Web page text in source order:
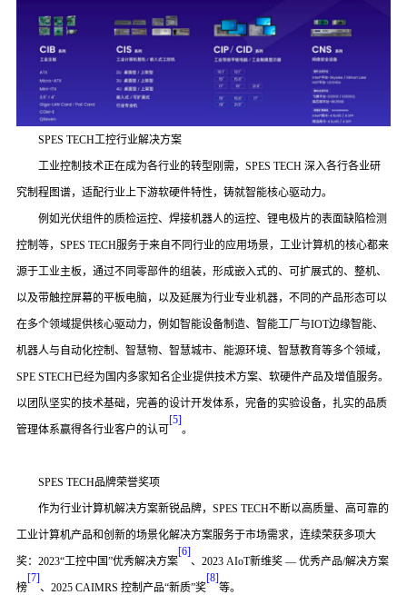
SPES TECH工控行业解决方案
工业控制技术正在成为各行业的转型刚需， SPES TECH 深入各行各业研
究制程图谱，适配行业上下游软硬件特性，铸就智能核心驱动力。
例如光伏组件的质检运控、焊接机器人的运控、锂电极片的表面缺陷检测
控制等， SPES TECH服务于来自不同行业的应用场景，工业计算机的核心都来
源于工业主板，通过不同零部件的组装，形成嵌入式的、可扩展式的、整机、
以及带触控屏幕的平板电脑，以及延展为行业专业机器，不同的产品形态可以
在多个领域提供核心驱动力，例如智能设备制造、智能工厂与IOT边缘智能、
机器人与自动化控制、智慧物、智慧城市、能源环境、智慧教育等多个领域，
SPE STECH已经为国内多家知名企业提供技术方案、软硬件产品及增值服务。
以团队坚实的技术基础，完善的设计开发体系，完备的实验设备，扎实的品质
管理体系赢得各行业客户的认可
[5]
。
SPES TECH品牌荣誉奖项
作为行业计算机解决方案新锐品牌， SPES TECH不断以高质量、高可靠的
工业计算机产品和创新的场景化解决方案服务于市场需求，连续荣获多项大
奖： 2023“工控中国”优秀解决方案
[6]
、 2023 AIoT新维奖 — 优秀产品/解决方案
榜
[7]
、 2025 CAIMRS 控制产品“新质”奖
[8]
等。